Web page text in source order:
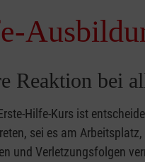
Reaktion bei
Hilfe-Kurs ist
sei es am
und Verletzungsfolgen